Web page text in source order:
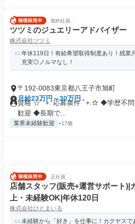
契約社員
ツツミのジュエリーアドバイザー
株式会社ツツミ
年休119日！有給希望取得制度あり！残業
充実◎ノルマなし！
〒192-0083東京都八王子市旭町
月給23万円～30万円
資格 ☆ﾟ +. 応募条件 ﾟ+.☆ ◆学歴不
歓迎 ◆長期で...
業界未経験歓迎 +17個
正社員
店舗スタッフ(販売+運営サポート)|
上・未経験OK|年休120日
株式会社ひとまいる
未経験から「好き」を仕事に！カクヤスで